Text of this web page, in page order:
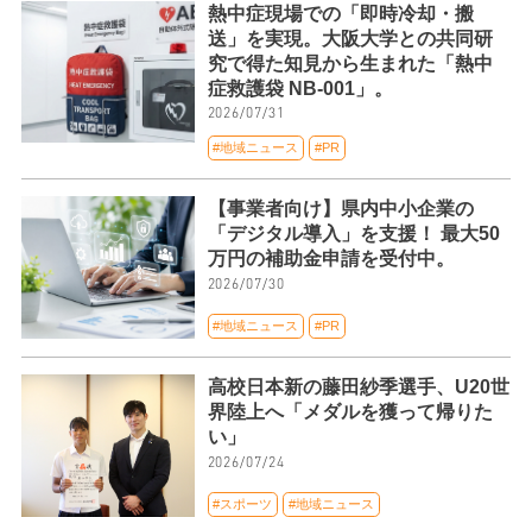
熱中症現場での「即時冷却・搬
送」を実現。大阪大学との共同研
究で得た知見から生まれた「熱中
症救護袋 NB-001」。
2026/07/31
#地域ニュース #PR
【事業者向け】県内中小企業の
「デジタル導入」を支援！ 最大50
万円の補助金申請を受付中。
2026/07/30
#地域ニュース #PR
高校日本新の藤田紗季選手、U20世
界陸上へ「メダルを獲って帰りた
い」
2026/07/24
#スポーツ #地域ニュース